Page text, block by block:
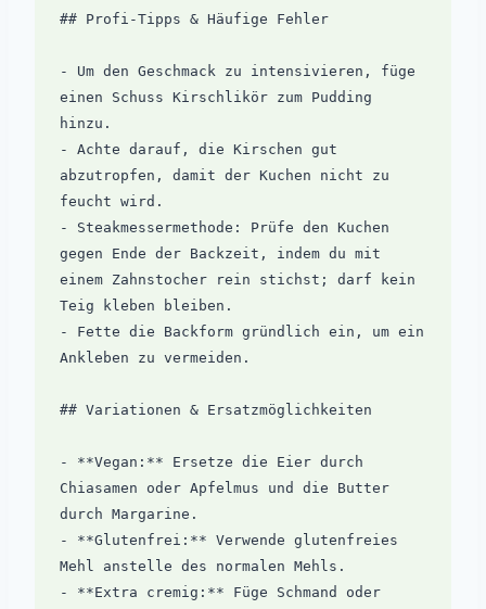
## Profi-Tipps & Häufige Fehler
- Um den Geschmack zu intensivieren, füge
einen Schuss Kirschlikör zum Pudding
hinzu.
- Achte darauf, die Kirschen gut
abzutropfen, damit der Kuchen nicht zu
feucht wird.
- Steakmessermethode: Prüfe den Kuchen
gegen Ende der Backzeit, indem du mit
einem Zahnstocher rein stichst; darf kein
Teig kleben bleiben.
- Fette die Backform gründlich ein, um ein
Ankleben zu vermeiden.
## Variationen & Ersatzmöglichkeiten
- **Vegan:** Ersetze die Eier durch
Chiasamen oder Apfelmus und die Butter
durch Margarine.
- **Glutenfrei:** Verwende glutenfreies
Mehl anstelle des normalen Mehls.
- **Extra cremig:** Füge Schmand oder